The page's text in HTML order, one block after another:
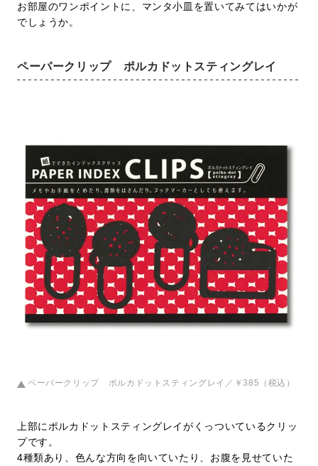
お部屋のワンポイントに、マンタ小皿を置いてみてはいかが
でしょうか。
ペーパークリップ ポルカドットスティングレイ
ペーパークリップ ポルカドットスティングレイ／￥385（税込）
上部にポルカドットスティングレイがくっついているクリッ
プです。
4種類あり、色んな方向を向いていたり、お腹を見せていた